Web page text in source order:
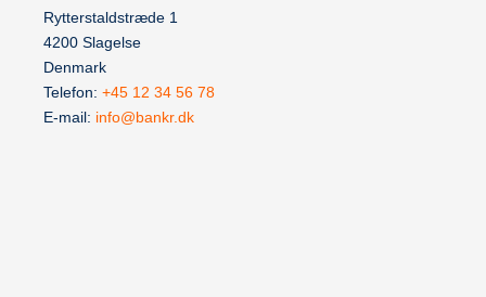
Rytterstaldstræde 1
4200 Slagelse
Denmark
Telefon: +45 12 34 56 78
E-mail: info@bankr.dk